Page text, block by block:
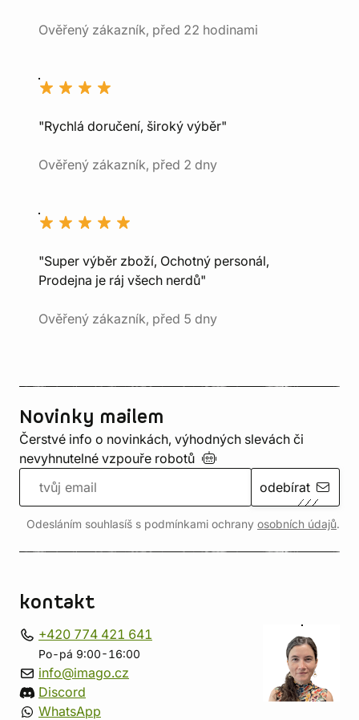
Ověřený zákazník, před 22 hodinami
"Rychlá doručení, široký výběr"
Ověřený zákazník, před 2 dny
"Super výběr zboží, Ochotný personál,
Prodejna je ráj všech nerdů"
Ověřený zákazník, před 5 dny
Novinky mailem
Čerstvé info o novinkách, výhodných slevách či
nevyhnutelné vzpouře robotů
odebírat
Odesláním souhlasíš s podmínkami ochrany osobních údajů.
kontakt
+420 774 421 641
Po-pá 9:00-16:00
info@imago.cz
Discord
WhatsApp